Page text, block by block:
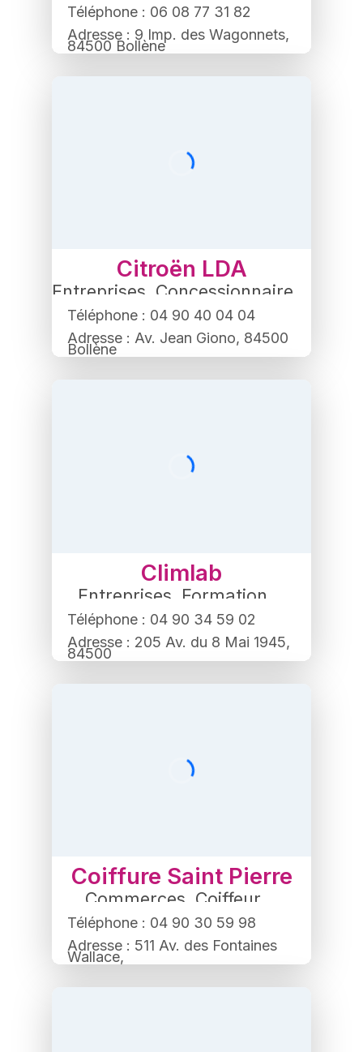
Téléphone : 06 08 77 31 82
Adresse : 9 Imp. des Wagonnets,
84500 Bollène
Citroën LDA
Entreprises Concessionnaire
Automobile
Téléphone : 04 90 40 04 04
Adresse : Av. Jean Giono, 84500
Bollène
Climlab
Entreprises Formation
Téléphone : 04 90 34 59 02
Adresse : 205 Av. du 8 Mai 1945,
84500
Coiffure Saint Pierre
Commerces Coiffeur
Téléphone : 04 90 30 59 98
Adresse : 511 Av. des Fontaines
Wallace,